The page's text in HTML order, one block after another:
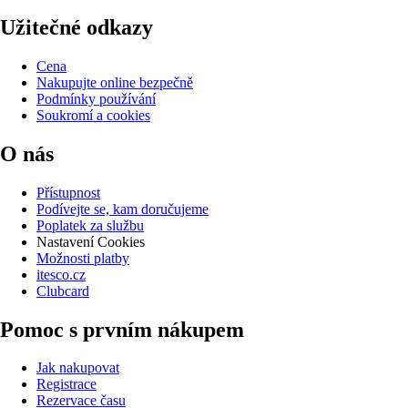
Užitečné odkazy
Cena
Nakupujte online bezpečně
Podmínky používání
Soukromí a cookies
O nás
Přístupnost
Podívejte se, kam doručujeme
Poplatek za službu
Nastavení Cookies
Možnosti platby
itesco.cz
Clubcard
Pomoc s prvním nákupem
Jak nakupovat
Registrace
Rezervace času